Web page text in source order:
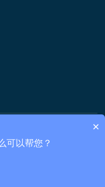
备有限公司 鲁ICP备
区草庙子镇浙江路35-1号
5651
×
可以帮您？